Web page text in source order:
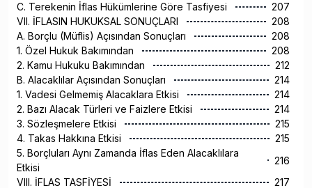
C. Terekenin İflas Hükümlerine Göre Tasfiyesi
207
VII. İFLASIN HUKUKSAL SONUÇLARI
208
A. Borçlu (Müflis) Açısından Sonuçları
208
1. Özel Hukuk Bakımından
208
2. Kamu Hukuku Bakımından
212
B. Alacaklılar Açısından Sonuçları
214
1. Vadesi Gelmemiş Alacaklara Etkisi
214
2. Bazı Alacak Türleri ve Faizlere Etkisi
214
3. Sözleşmelere Etkisi
215
4. Takas Hakkına Etkisi
215
5. Borçluları Aynı Zamanda İflas Eden Alacaklılara
Etkisi
216
VIII. İFLAS TASFİYESİ
217